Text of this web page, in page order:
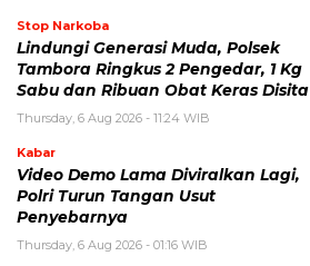
Stop Narkoba
Lindungi Generasi Muda, Polsek
Tambora Ringkus 2 Pengedar, 1 Kg
Sabu dan Ribuan Obat Keras Disita
Thursday, 6 Aug 2026 - 11:24 WIB
Kabar
Video Demo Lama Diviralkan Lagi,
Polri Turun Tangan Usut
Penyebarnya
Thursday, 6 Aug 2026 - 01:16 WIB